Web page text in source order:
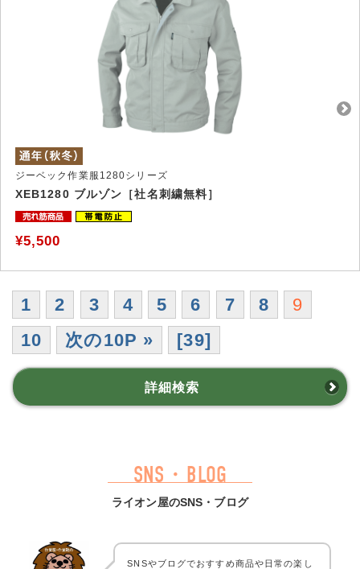
ジーベック作業服1280シリーズ
XEB1280 ブルゾン［社名刺繍無料］
¥5,500
1 2 3 4 5 6 7 8
9
10
次の10P » [39]
詳細検索
SNS・BLOG
ライオン屋のSNS・ブログ
SNSやブログでおすすめ商品や日常の楽し